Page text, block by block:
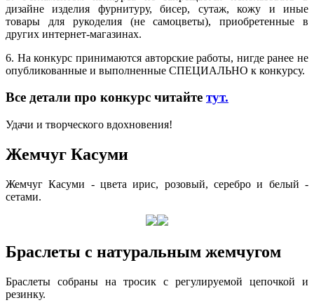
дизайне изделия фурнитуру, бисер, сутаж, кожу и иные
товары для рукоделия (не самоцветы), приобретенные в
других интернет-магазинах.
6. На конкурс принимаются авторские работы, нигде ранее не
опубликованные и выполненные СПЕЦИАЛЬНО к конкурсу.
Все детали про конкурс читайте тут.
Удачи и творческого вдохновения!
Жемчуг Касуми
Жемчуг Касуми - цвета ирис, розовый, серебро и белый -
сетами.
Браслеты с натуральным жемчугом
Браслеты собраны на тросик с регулируемой цепочкой и
резинку.